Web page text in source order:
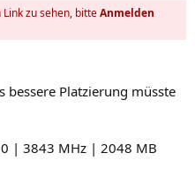
Link zu sehen, bitteAnmelden
bessere Platzierung müsste
| 3843 MHz | 2048 MB